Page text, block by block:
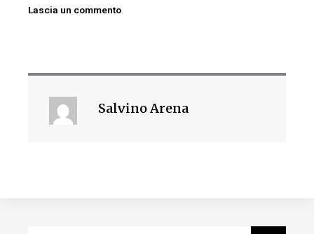
Lascia un commento
Salvino Arena